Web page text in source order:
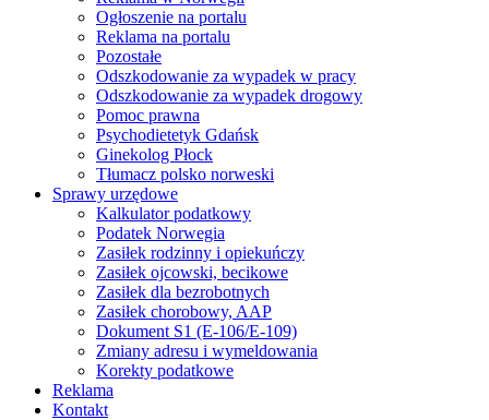
Ogłoszenie na portalu
Reklama na portalu
Pozostałe
Odszkodowanie za wypadek w pracy
Odszkodowanie za wypadek drogowy
Pomoc prawna
Psychodietetyk Gdańsk
Ginekolog Płock
Tłumacz polsko norweski
Sprawy urzędowe
Kalkulator podatkowy
Podatek Norwegia
Zasiłek rodzinny i opiekuńczy
Zasiłek ojcowski, becikowe
Zasiłek dla bezrobotnych
Zasiłek chorobowy, AAP
Dokument S1 (E-106/E-109)
Zmiany adresu i wymeldowania
Korekty podatkowe
Reklama
Kontakt